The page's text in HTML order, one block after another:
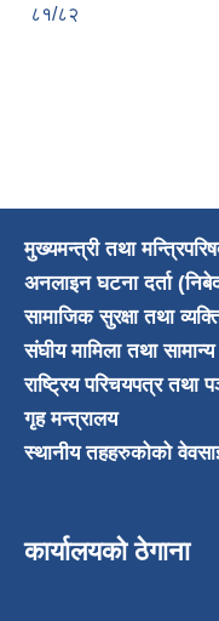
८१/८२
मुख्यमन्त्री तथा
अनलाइन घटना दर्ता
सामाजिक सुरक्षा तथा
संघीय मामिला तथा
राष्ट्रिय परिचयपत्र तथा
गृह मन्त्रालय
स्थानीय तहहरुकोको
कार्यालयको ठेगाना